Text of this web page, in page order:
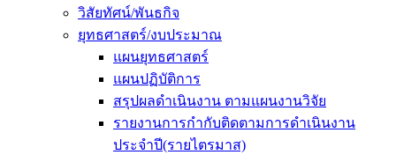
วิสัยทัศน์/พันธกิจ
ยุทธศาสตร์/งบประมาณ
แผนยุทธศาสตร์
แผนปฏิบัติการ
สรุปผลดำเนินงาน ตามแผนงานวิจัย
รายงานการกำกับติดตามการดำเนินงาน
ประจำปี(รายไตรมาส)